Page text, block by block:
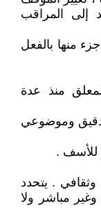
إلى المراقب
منها بالفعل
منذ عدة
دقيق وموضوعي
للأسف .
وثقافي . يتحدد
وغير مباشر ولا